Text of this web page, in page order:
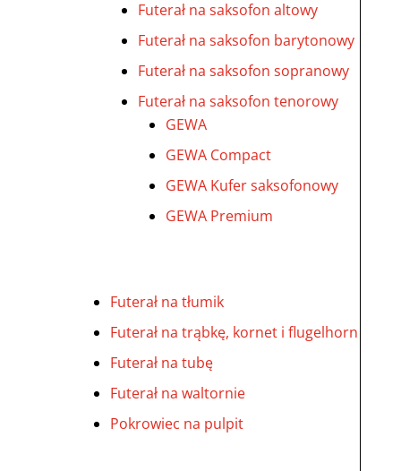
Futerał na saksofon altowy
Futerał na saksofon barytonowy
Futerał na saksofon sopranowy
Futerał na saksofon tenorowy
GEWA
GEWA Compact
GEWA Kufer saksofonowy
GEWA Premium
Futerał na tłumik
Futerał na trąbkę, kornet i flugelhorn
Futerał na tubę
Futerał na waltornie
Pokrowiec na pulpit